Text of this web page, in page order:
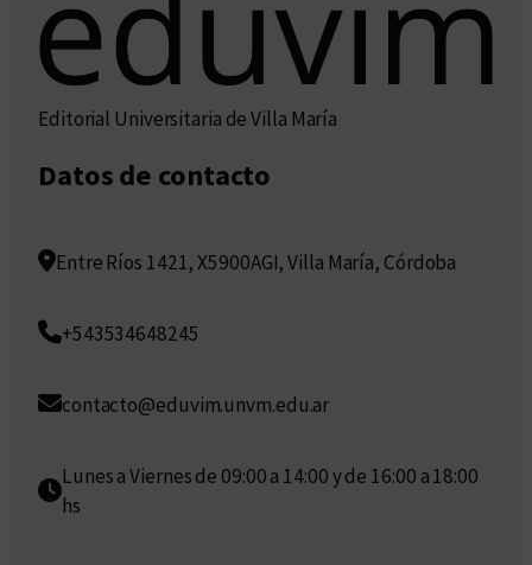
Editorial Universitaria de Villa María
Datos de contacto
Entre Ríos 1421, X5900AGI, Villa María, Córdoba
+543534648245
contacto@eduvim.unvm.edu.ar
Lunes a Viernes de 09:00 a 14:00 y de 16:00 a 18:00
hs